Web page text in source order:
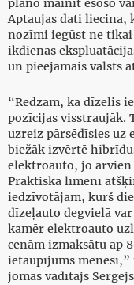
plāno mainīt esošo
Aptaujas dati liecina,
nozīmi iegūst ne tikai
ikdienas
un pieejamais valsts
“Redzam, ka dīzelis
pozīcijas visstraujāk.
uzreiz pārsēdīsies uz
biežāk izvērtē
elektroauto, jo arvien
Praktiskā līmenī
iedzīvotājam, kurš
dīzeļauto degvielā
kamēr elektroauto
cenām izmaksātu ap
ietaupījums mēnesī,”
jomas vadītājs